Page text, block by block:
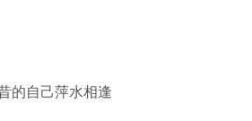
的自己萍水相逢